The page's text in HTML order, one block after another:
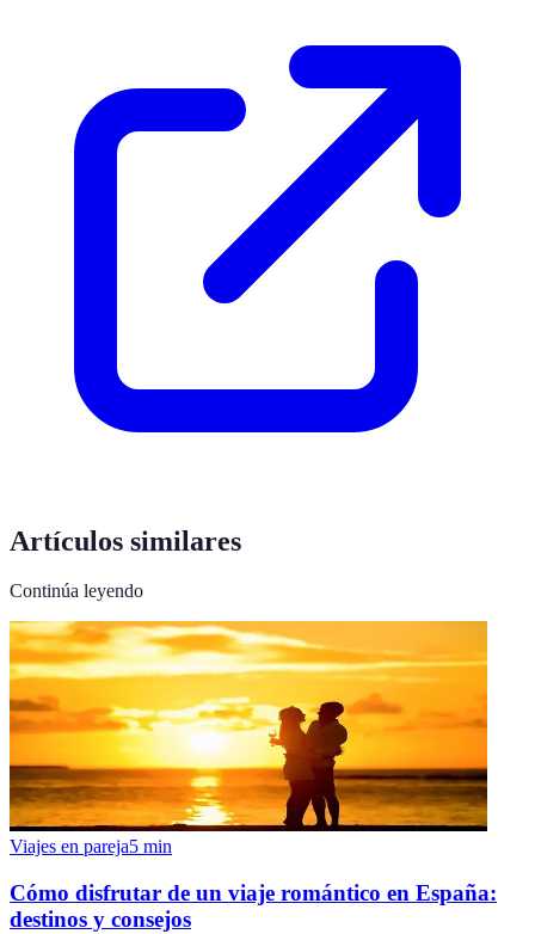
Artículos similares
Continúa leyendo
Viajes en pareja5 min
Cómo disfrutar de un viaje romántico en España:
destinos y consejos